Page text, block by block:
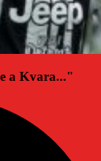
a Kvara..."